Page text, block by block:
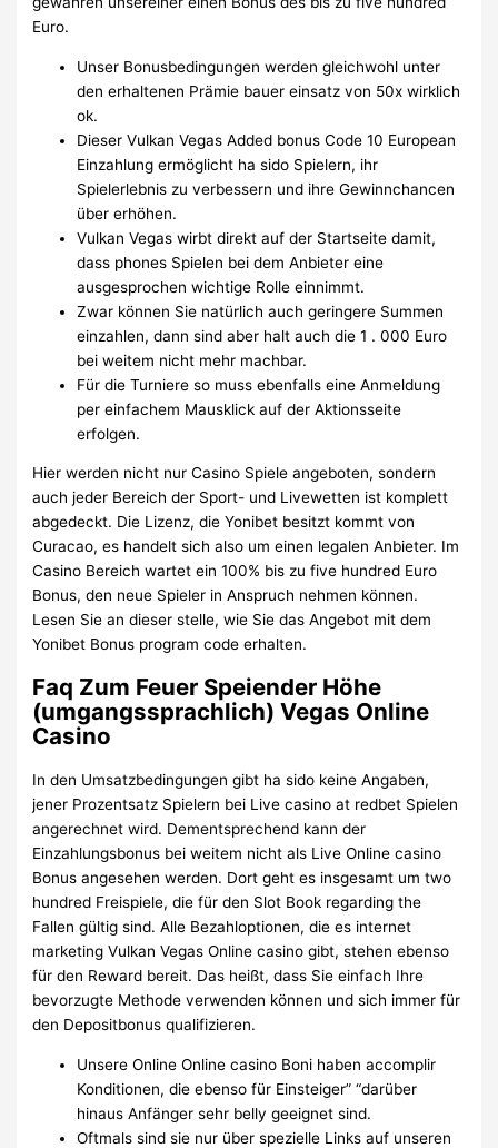
Euro.
Unser Bonusbedingungen werden gleichwohl unter
den erhaltenen Prämie bauer einsatz von 50x wirklich
ok.
Dieser Vulkan Vegas Added bonus Code 10 European
Einzahlung ermöglicht ha sido Spielern, ihr
Spielerlebnis zu verbessern und ihre Gewinnchancen
über erhöhen.
Vulkan Vegas wirbt direkt auf der Startseite damit,
dass phones Spielen bei dem Anbieter eine
ausgesprochen wichtige Rolle einnimmt.
Zwar können Sie natürlich auch geringere Summen
einzahlen, dann sind aber halt auch die 1 . 000 Euro
bei weitem nicht mehr machbar.
Für die Turniere so muss ebenfalls eine Anmeldung
per einfachem Mausklick auf der Aktionsseite
erfolgen.
Hier werden nicht nur Casino Spiele angeboten, sondern
auch jeder Bereich der Sport- und Livewetten ist komplett
abgedeckt. Die Lizenz, die Yonibet besitzt kommt von
Curacao, es handelt sich also um einen legalen Anbieter. Im
Casino Bereich wartet ein 100% bis zu five hundred Euro
Bonus, den neue Spieler in Anspruch nehmen können.
Lesen Sie an dieser stelle, wie Sie das Angebot mit dem
Yonibet Bonus program code erhalten.
Faq Zum Feuer Speiender Höhe
(umgangssprachlich) Vegas Online
Casino
In den Umsatzbedingungen gibt ha sido keine Angaben,
jener Prozentsatz Spielern bei Live casino at redbet Spielen
angerechnet wird. Dementsprechend kann der
Einzahlungsbonus bei weitem nicht als Live Online casino
Bonus angesehen werden. Dort geht es insgesamt um two
hundred Freispiele, die für den Slot Book regarding the
Fallen gültig sind. Alle Bezahloptionen, die es internet
marketing Vulkan Vegas Online casino gibt, stehen ebenso
für den Reward bereit. Das heißt, dass Sie einfach Ihre
bevorzugte Methode verwenden können und sich immer für
den Depositbonus qualifizieren.
Unsere Online Online casino Boni haben accomplir
Konditionen, die ebenso für Einsteiger” “darüber
hinaus Anfänger sehr belly geeignet sind.
Oftmals sind sie nur über spezielle Links auf unseren